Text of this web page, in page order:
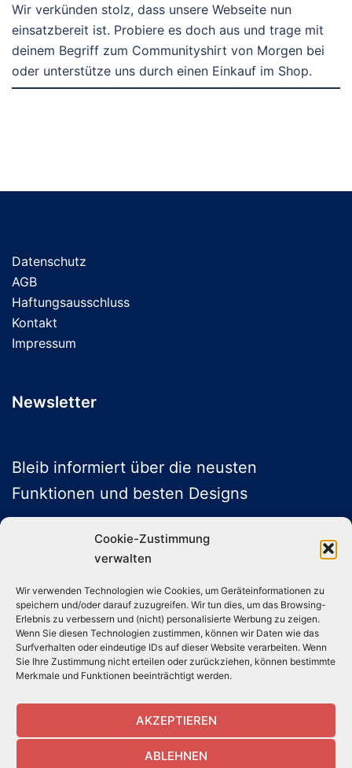
Cookie-Zustimmung
verwalten
Wir verwenden Technologien wie Cookies, um Geräteinformationen zu
speichern und/oder darauf zuzugreifen. Wir tun dies, um das Browsing-
Erlebnis zu verbessern und (nicht) personalisierte Werbung zu zeigen.
Wenn Sie diesen Technologien zustimmen, können wir Daten wie das
Surfverhalten oder eindeutige IDs auf dieser Website verarbeiten. Wenn
Sie Ihre Zustimmung nicht erteilen oder zurückziehen, können bestimmte
Merkmale und Funktionen beeinträchtigt werden.
AKZEPTIEREN
ABLEHNEN
Wir verkünden stolz, dass unsere Webseite nun
einsatzbereit ist. Probiere es doch aus und trage mit
deinem Begriff zum Communityshirt von Morgen bei
oder unterstütze uns durch einen Einkauf im Shop.
Datenschutz
AGB
Haftungsausschluss
Kontakt
Impressum
Newsletter
Bleib informiert über die neusten
Funktionen und besten Designs
ABONNIEREN
Folge uns auf Social Media
Instagram
TikTok
YouTube
X